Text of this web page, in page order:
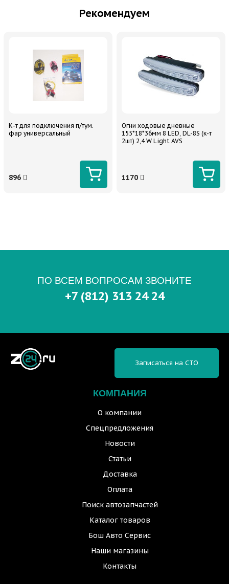
Рекомендуем
К-т для подключения п/тум.
фар универсальный
896
Огни ходовые дневные
155*18*36мм 8 LED, DL-8S (к-т
2шт) 2,4 W Light AVS
1170
ПО ВСЕМ ВОПРОСАМ ЗВОНИТЕ
+7 (812) 313 24 24
КОМПАНИЯ
О компании
Спецпредложения
Новости
Статьи
Доставка
Оплата
Поиск автозапчастей
Каталог товаров
Бош Авто Сервис
Наши магазины
Контакты
Записаться на СТО